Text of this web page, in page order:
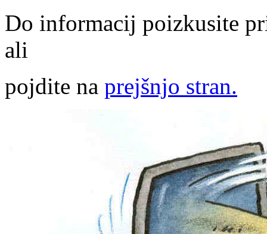
Do informacij poizkusite
ali
pojdite na prejšnjo stran.